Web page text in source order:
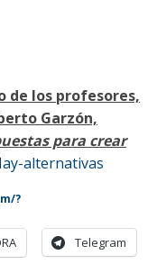
los profesores,
Garzón,
para crear
alternativas
?
Telegram